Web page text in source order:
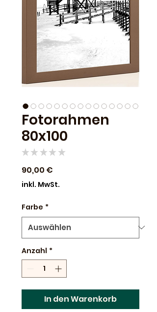
Fotorahmen
80x100
★ ★ ★ ★ ★
90,00 €
inkl. MwSt.
Farbe *
Anzahl *
In den Warenkorb